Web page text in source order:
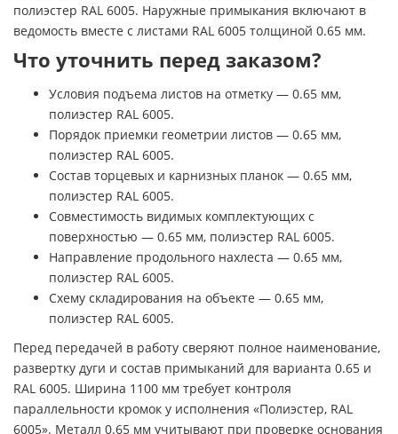
полиэстер RAL 6005. Наружные примыкания включают в
ведомость вместе с листами RAL 6005 толщиной 0.65 мм.
Что уточнить перед заказом?
Условия подъема листов на отметку — 0.65 мм,
полиэстер RAL 6005.
Порядок приемки геометрии листов — 0.65 мм,
полиэстер RAL 6005.
Состав торцевых и карнизных планок — 0.65 мм,
полиэстер RAL 6005.
Совместимость видимых комплектующих с
поверхностью — 0.65 мм, полиэстер RAL 6005.
Направление продольного нахлеста — 0.65 мм,
полиэстер RAL 6005.
Схему складирования на объекте — 0.65 мм,
полиэстер RAL 6005.
Перед передачей в работу сверяют полное наименование,
развертку дуги и состав примыканий для варианта 0.65 и
RAL 6005. Ширина 1100 мм требует контроля
параллельности кромок у исполнения «Полиэстер, RAL
6005». Металл 0.65 мм учитывают при проверке основания